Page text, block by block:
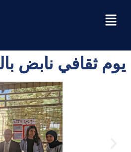
يوم ثقافي نابض